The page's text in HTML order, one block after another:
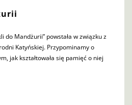
do Mandżurii” powstała w związku z
Katyńskiej. Przypominamy o
jak kształtowała się pamięć o niej